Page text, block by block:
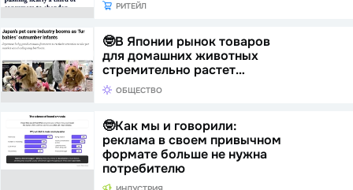
РИТЕЙЛ
🤓В Японии рынок товаров
для домашних животных
стремительно растет…
ОБЩЕСТВО
🤓Как мы и говорили:
реклама в своем привычном
формате больше не нужна
потребителю